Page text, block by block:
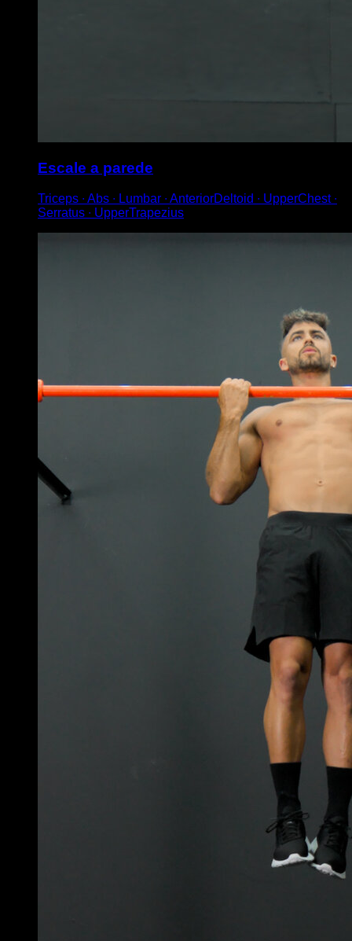
Escale a parede
Triceps ∙ Abs ∙ Lumbar ∙ AnteriorDeltoid ∙ UpperChest ∙
Serratus ∙ UpperTrapezius